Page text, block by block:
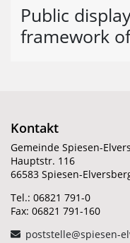
Public
framework
Kontakt
Gemeinde Spiesen-
Hauptstr. 116
66583 Spiesen-
Tel.: 06821 791-0
Fax: 06821 791-160
poststelle@spiesen-